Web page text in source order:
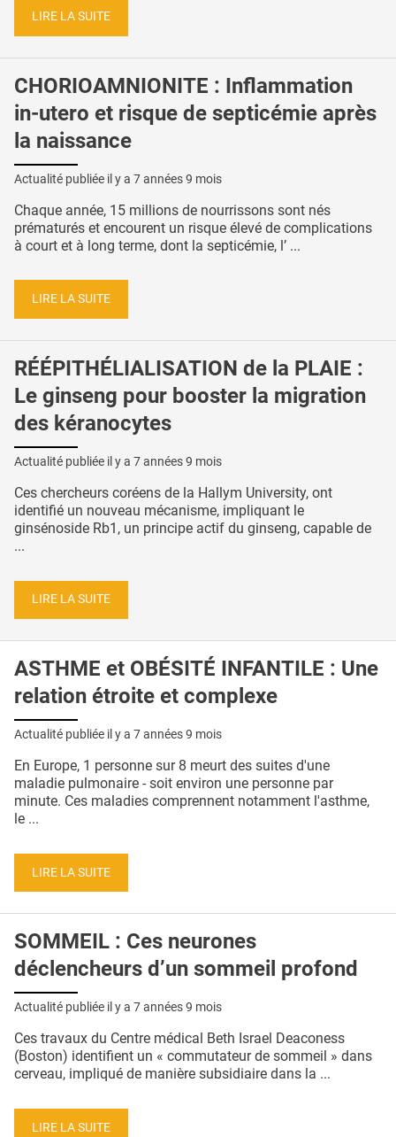
LIRE LA SUITE
CHORIOAMNIONITE : Inflammation
in-utero et risque de septicémie après
la naissance
Actualité publiée il y a 7 années 9 mois
Chaque année, 15 millions de nourrissons sont nés
prématurés et encourent un risque élevé de complications
à court et à long terme, dont la septicémie, l’ ...
LIRE LA SUITE
RÉÉPITHÉLIALISATION de la PLAIE :
Le ginseng pour booster la migration
des kéranocytes
Actualité publiée il y a 7 années 9 mois
Ces chercheurs coréens de la Hallym University, ont
identifié un nouveau mécanisme, impliquant le
ginsénoside Rb1, un principe actif du ginseng, capable de
...
LIRE LA SUITE
ASTHME et OBÉSITÉ INFANTILE : Une
relation étroite et complexe
Actualité publiée il y a 7 années 9 mois
En Europe, 1 personne sur 8 meurt des suites d'une
maladie pulmonaire - soit environ une personne par
minute. Ces maladies comprennent notamment l'asthme,
le ...
LIRE LA SUITE
SOMMEIL : Ces neurones
déclencheurs d’un sommeil profond
Actualité publiée il y a 7 années 9 mois
Ces travaux du Centre médical Beth Israel Deaconess
(Boston) identifient un « commutateur de sommeil » dans
cerveau, impliqué de manière subsidiaire dans la ...
LIRE LA SUITE